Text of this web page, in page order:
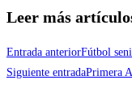
Leer más
Entrada anteriorFútbol
Siguiente entradaPrimera